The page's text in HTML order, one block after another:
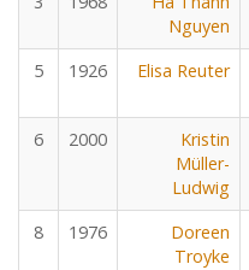
Nguyen
5 1926 Elisa Reuter
6 2000
Kristin
Müller-
Ludwig
8 1976
Doreen
Troyke